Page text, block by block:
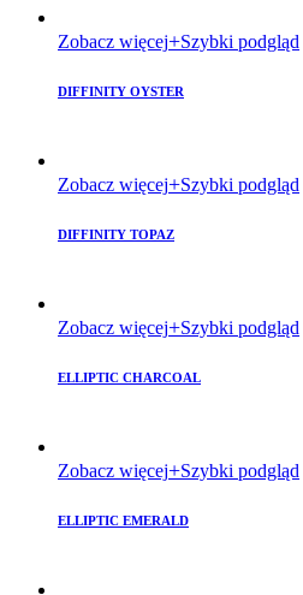
Zobacz więcej Szybki podgląd
DIFFINITY OYSTER
Zobacz więcej Szybki podgląd
DIFFINITY TOPAZ
Zobacz więcej Szybki podgląd
ELLIPTIC CHARCOAL
Zobacz więcej Szybki podgląd
ELLIPTIC EMERALD